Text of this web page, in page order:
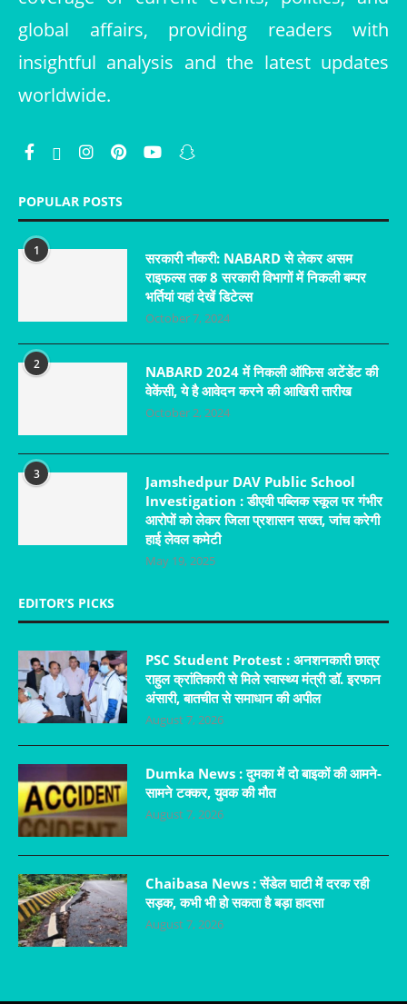
global affairs, providing readers with
insightful analysis and the latest updates
worldwide.
POPULAR POSTS
1
सरकारी नौकरी: NABARD से लेकर असम
राइफल्स तक 8 सरकारी विभागों में निकली बम्पर
भर्तियां यहां देखें डिटेल्स
October 7, 2024
2
NABARD 2024 में निकली ऑफिस अटेंडेंट की
वेकेंसी, ये है आवेदन करने की आखिरी तारीख
October 2, 2024
3
Jamshedpur DAV Public School
Investigation : डीएवी पब्लिक स्कूल पर गंभीर
आरोपों को लेकर जिला प्रशासन सख्त, जांच करेगी
हाई लेवल कमेटी
May 19, 2025
EDITOR’S PICKS
PSC Student Protest : अनशनकारी छात्र
राहुल क्रांतिकारी से मिले स्वास्थ्य मंत्री डॉ. इरफान
अंसारी, बातचीत से समाधान की अपील
August 7, 2026
Dumka News : दुमका में दो बाइकों की आमने-
सामने टक्कर, युवक की मौत
August 7, 2026
Chaibasa News : सेंडेल घाटी में दरक रही
सड़क, कभी भी हो सकता है बड़ा हादसा
August 7, 2026